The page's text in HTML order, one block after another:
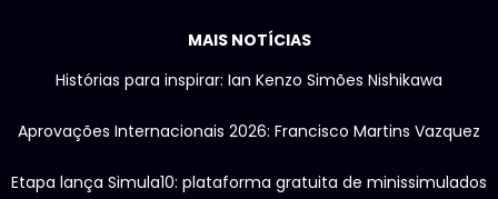
MAIS NOTÍCIAS
Histórias para inspirar: Ian Kenzo Simões Nishikawa
Aprovações Internacionais 2026: Francisco Martins Vazquez
Etapa lança Simula10: plataforma gratuita de minissimulados